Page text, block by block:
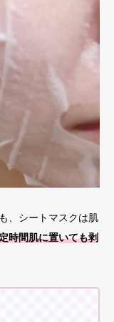
、シートマスクは肌
時間肌に置いても剥